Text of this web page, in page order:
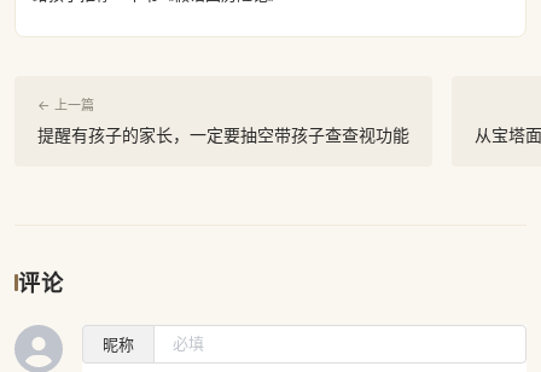
← 上一篇
提醒有孩子的家长，一定要抽空带孩子查查视功能 从宝塔
评论
昵称